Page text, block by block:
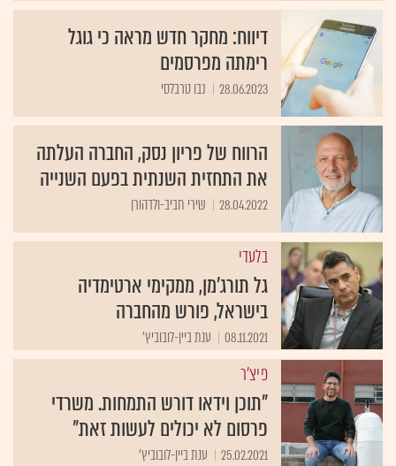
דיווח: מחקר חדש מראה כי גוגל
רימתה מפרסמים
28.06.2023 נבו טרבלסי
הרווח של פריון נסק, החברה העלתה
את התחזית השנתית בפעם השנייה
28.04.2022 שירי חביב-ולדהורן
בלעדי
גל תורג'מן, ממקימי ארטימדיה
בישראל, פורש מהחברה
08.11.2021 ענת ביין-לובוביץ'
פיצ'ר
"תוכן וידאו דורש התמחות. משרדי
פרסום לא יכולים לעשות זאת"
25.02.2021 ענת ביין-לובוביץ'